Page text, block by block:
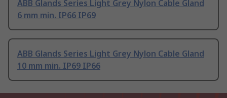
ABB Glands Series Light Grey Nylon Cable Gland
6 mm min. IP66 IP69
ABB Glands Series Light Grey Nylon Cable Gland
10 mm min. IP69 IP66